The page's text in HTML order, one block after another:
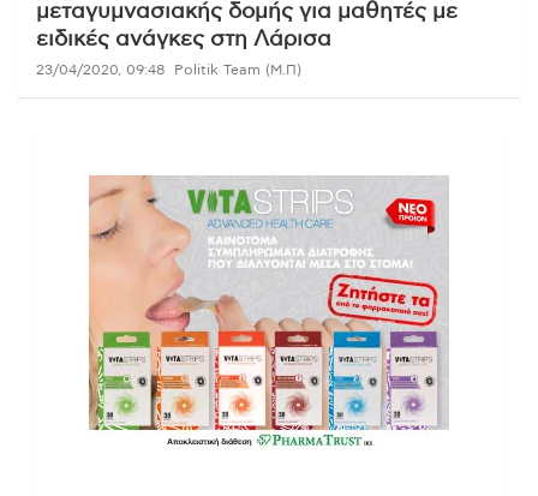
μεταγυμνασιακής δομής για μαθητές με
ειδικές ανάγκες στη Λάρισα
23/04/2020, 09:48 Politik Team (Μ.Π)